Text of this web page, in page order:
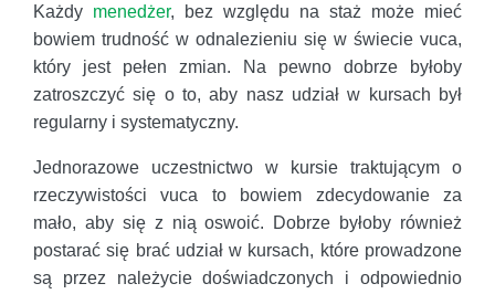
Każdy menedżer, bez względu na staż może mieć
bowiem trudność w odnalezieniu się w świecie vuca,
który jest pełen zmian. Na pewno dobrze byłoby
zatroszczyć się o to, aby nasz udział w kursach był
regularny i systematyczny.
Jednorazowe uczestnictwo w kursie traktującym o
rzeczywistości vuca to bowiem zdecydowanie za
mało, aby się z nią oswoić. Dobrze byłoby również
postarać się brać udział w kursach, które prowadzone
są przez należycie doświadczonych i odpowiednio